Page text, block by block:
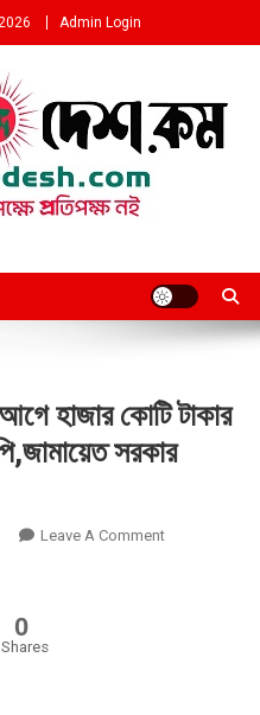
Admin Login
হাজার কোটি টাকার
সরকার
Leave A CommentOn
0
Shares